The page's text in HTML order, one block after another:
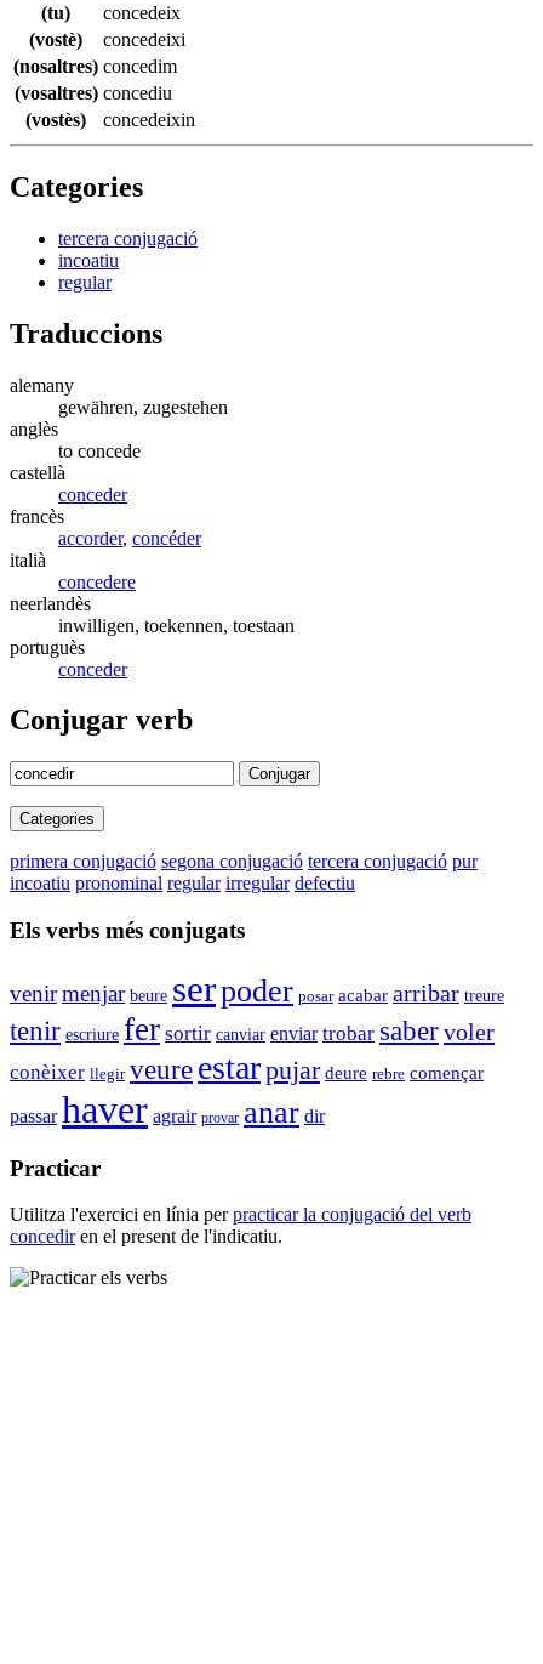
(tu)
concedeix
(vostè)
concedeixi
(nosaltres) concedim
(vosaltres) concediu
(vostès)
concedeixin
Categories
tercera conjugació
incoatiu
regular
Traduccions
alemany
gewähren, zugestehen
anglès
to concede
castellà
conceder
francès
accorder, concéder
italià
concedere
neerlandès
inwilligen, toekennen, toestaan
portuguès
conceder
Conjugar verb
Conjugar
Categories
primera conjugació segona conjugació tercera conjugació pur
incoatiu pronominal regular irregular defectiu
Els verbs més conjugats
venirmenjar beure serpoder posar acabar arribar treure
tenir escriure fer sortir canviar enviar trobar sabervoler
conèixer llegir veure estarpujar deure rebre començar
passar haver agrair provar anar dir
Practicar
Utilitza l'exercici en línia perpracticar la conjugació del verb
concediren el present de l'indicatiu.